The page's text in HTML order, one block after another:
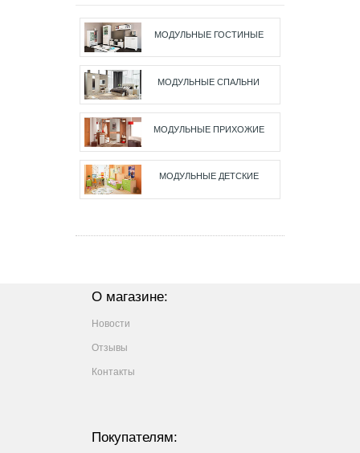
МОДУЛЬНЫЕ ГОСТИНЫЕ
МОДУЛЬНЫЕ СПАЛЬНИ
МОДУЛЬНЫЕ ПРИХОЖИЕ
МОДУЛЬНЫЕ ДЕТСКИЕ
О магазине:
Новости
Отзывы
Контакты
Покупателям: